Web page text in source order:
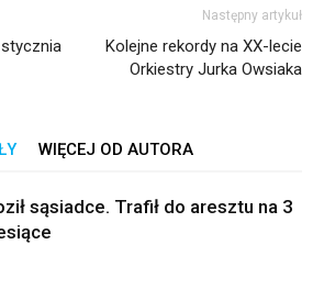
Następny artykuł
Kolejne rekordy na XX-lecie
Orkiestry Jurka Owsiaka
WIĘCEJ OD AUTORA
sąsiadce. Trafił do aresztu na 3